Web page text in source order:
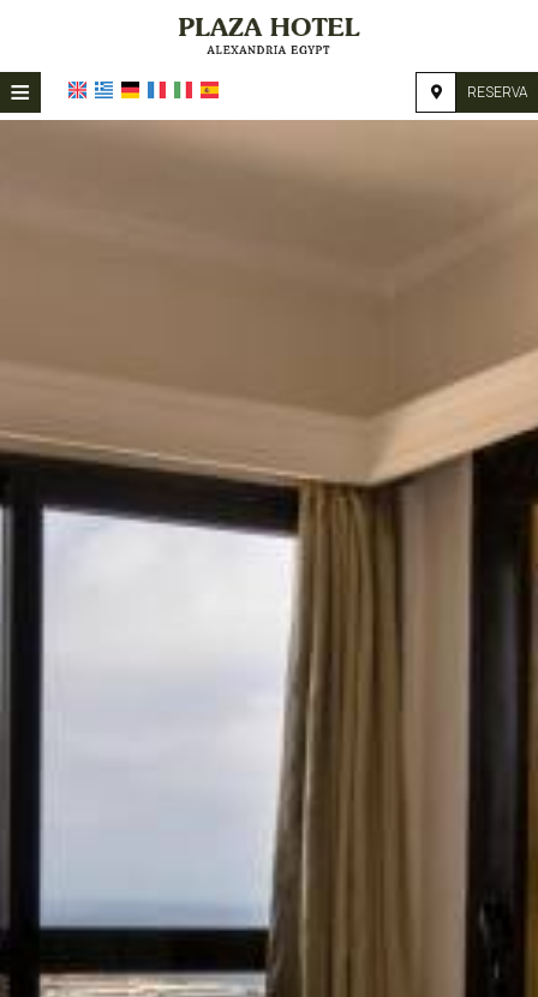
≡ RESERVA